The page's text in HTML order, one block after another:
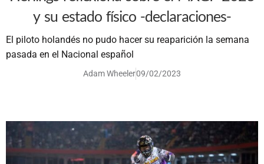
y su estado físico -declaraciones-
El piloto holandés no pudo hacer su reaparición la semana
pasada en el Nacional español
Adam Wheeler09/02/2023